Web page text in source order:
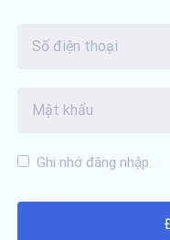
Ghi nhớ đăng nhập